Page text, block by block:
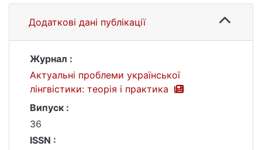
Додаткові дані публікації
Журнал :
Актуальні проблеми української
лінгвістики: теорія і практика
Випуск :
36
ISSN :